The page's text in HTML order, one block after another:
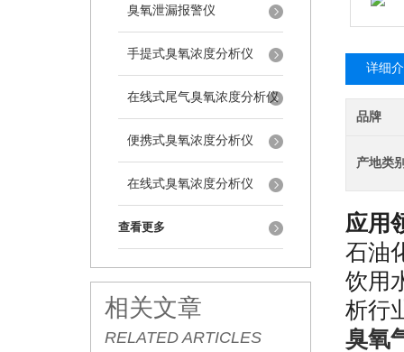
臭氧泄漏报警仪
手提式臭氧浓度分析仪
在线式尾气臭氧浓度分析仪
便携式臭氧浓度分析仪
在线式臭氧浓度分析仪
查看更多
相关文章
RELATED ARTICLES
详细
品牌
产地类
应用
石油
饮用
析行
臭氧